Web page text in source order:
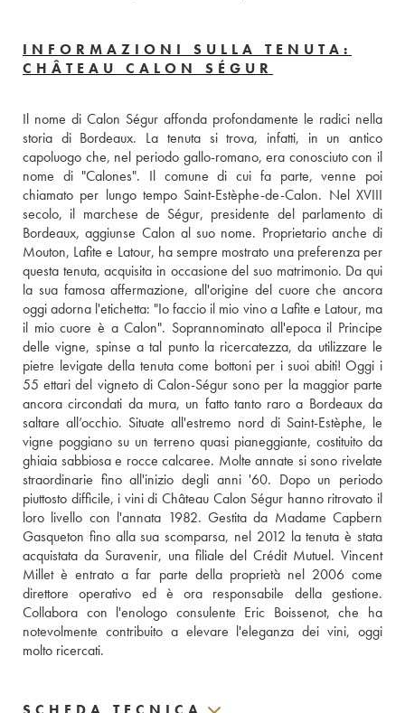
INFORMAZIONI SULLA TENUTA:
CHÂTEAU CALON SÉGUR
Il nome di Calon Ségur affonda profondamente le radici nella
storia di Bordeaux. La tenuta si trova, infatti, in un antico
capoluogo che, nel periodo gallo-romano, era conosciuto con il
nome di "Calones". Il comune di cui fa parte, venne poi
chiamato per lungo tempo Saint-Estèphe-de-Calon. Nel XVIII
secolo, il marchese de Ségur, presidente del parlamento di
Bordeaux, aggiunse Calon al suo nome. Proprietario anche di
Mouton, Lafite e Latour, ha sempre mostrato una preferenza per
questa tenuta, acquisita in occasione del suo matrimonio. Da qui
la sua famosa affermazione, all'origine del cuore che ancora
oggi adorna l'etichetta: "Io faccio il mio vino a Lafite e Latour, ma
il mio cuore è a Calon". Soprannominato all'epoca il Principe
delle vigne, spinse a tal punto la ricercatezza, da utilizzare le
pietre levigate della tenuta come bottoni per i suoi abiti! Oggi i
55 ettari del vigneto di Calon-Ségur sono per la maggior parte
ancora circondati da mura, un fatto tanto raro a Bordeaux da
saltare all’occhio. Situate all'estremo nord di Saint-Estèphe, le
vigne poggiano su un terreno quasi pianeggiante, costituito da
ghiaia sabbiosa e rocce calcaree. Molte annate si sono rivelate
straordinarie fino all'inizio degli anni '60. Dopo un periodo
piuttosto difficile, i vini di Château Calon Ségur hanno ritrovato il
loro livello con l'annata 1982. Gestita da Madame Capbern
Gasqueton fino alla sua scomparsa, nel 2012 la tenuta è stata
acquistata da Suravenir, una filiale del Crédit Mutuel. Vincent
Millet è entrato a far parte della proprietà nel 2006 come
direttore operativo ed è ora responsabile della gestione.
Collabora con l'enologo consulente Eric Boissenot, che ha
notevolmente contribuito a elevare l'eleganza dei vini, oggi
molto ricercati.